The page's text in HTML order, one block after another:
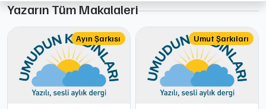
Yazarın Tüm Makalaleri
Ayın Şarkısı Umut Şarkıları